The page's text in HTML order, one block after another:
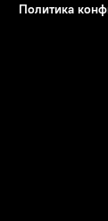
Политика